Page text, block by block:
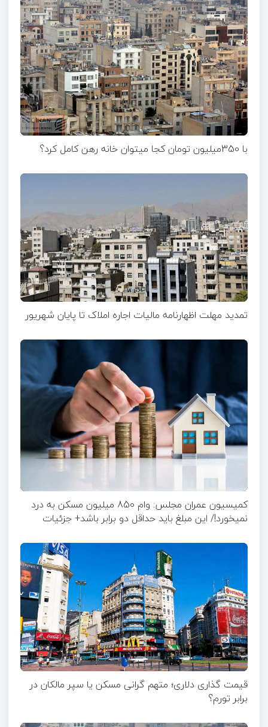
با 350میلیون تومان کجا میتوان خانه رهن کامل کرد؟
تمدید مهلت اظهارنامه مالیات اجاره املاک تا پایان شهریور
کمیسیون عمران مجلس: وام 850 میلیون مسکن به درد
نمیخورد!/ این مبلغ باید حداقل دو برابر باشد+ جزئیات
قیمت گذاری دلاری؛ متهم گرانی مسکن یا سپر مالکان در
برابر تورم؟